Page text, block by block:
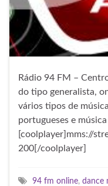
Rádio 94 FM –
do tipo generalista,
vários tipos de
portugueses e
[coolplayer]mms://
200[/coolplayer]
94 fm online, dance